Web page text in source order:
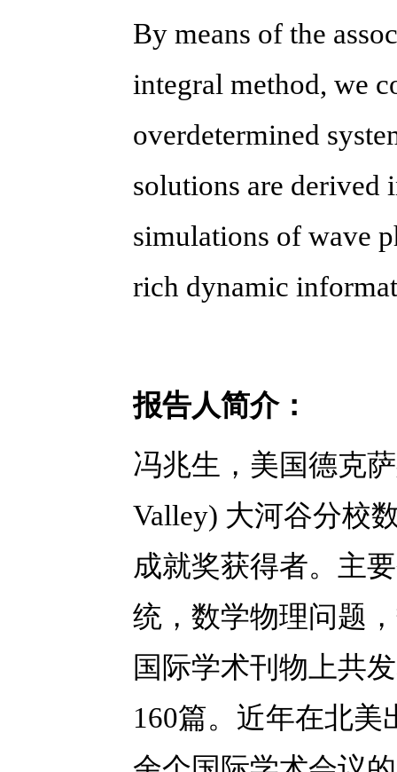
By means of the
integral method, we
overdetermined
solutions are
simulations of wave
rich dynamic
报告人简介：
冯兆生，美国德克
Valley) 大河谷分校
成就奖获得者。主
统，数学物理问题
国际学术刊物上共
160篇。近年在北美